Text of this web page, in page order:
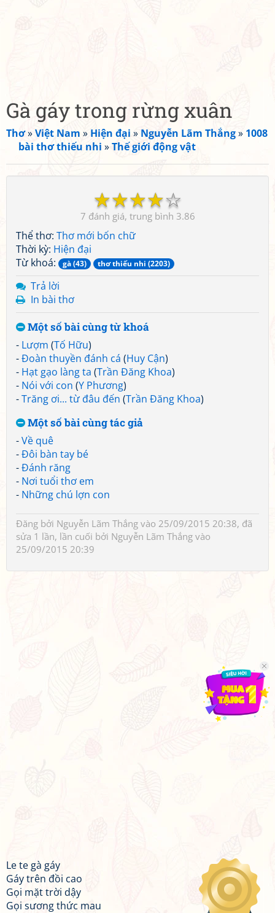
Gà gáy trong rừng xuân
Thơ»Việt Nam » Hiện đại » Nguyễn Lãm Thắng» 1008
bài thơ thiếu nhi »Thế giới động vật
☆
☆
☆
☆
☆
7 3.86
Thể thơ: Thơ mới bốn chữ
Thời kỳ: Hiện đại
Từ khoá:
gà (43) thơ thiếu nhi (2203)
Trả lời
In bài thơ
Một số bài cùng từ khoá
- Lượm (Tố Hữu)
-Đoàn thuyền đánh cá (Huy Cận)
- Hạt gạo làng ta (Trần Đăng Khoa)
- Nói với con (Y Phương)
-Trăng ơi... từ đâu đến (Trần Đăng Khoa)
Một số bài cùng tác giả
-Về quê
-Đôi bàn tay bé
-Đánh răng
- Nơi tuổi thơ em
- Những chú lợn con
Đăng bởi Nguyễn Lãm Thắng vào 25/09/2015 20:38, đã
sửa 1 lần, lần cuối bởi Nguyễn Lãm Thắng vào
25/09/2015 20:39
Le te gà gáy
Gáy trên đồi cao
Gọi mặt trời dậy
Gọi sương thức mau